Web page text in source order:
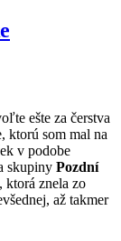
ešte za čerstva
ktorú som mal na
v podobe
skupiny Pozdní
ktorá znela zo
až takmer